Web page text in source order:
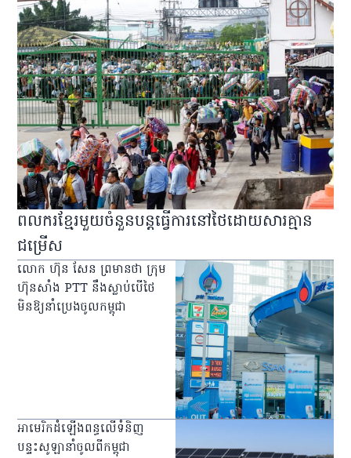
ពលករខ្មែរមួយចំនួនបន្តធ្វើការនៅថៃដោយសារគ្មាន
ជម្រើស
លោក ហ៊ុន សែន ព្រមានថា ក្រុម
ហ៊ុនសាំង PTT នឹងស្លាប់បើថៃ
មិនឱ្យនាំប្រេងចូលកម្ពុជា
អាមេរិកដំឡើងពន្ធលើទំនិញ
បន្ទះសូឡានាំចូលពីកម្ពុជា